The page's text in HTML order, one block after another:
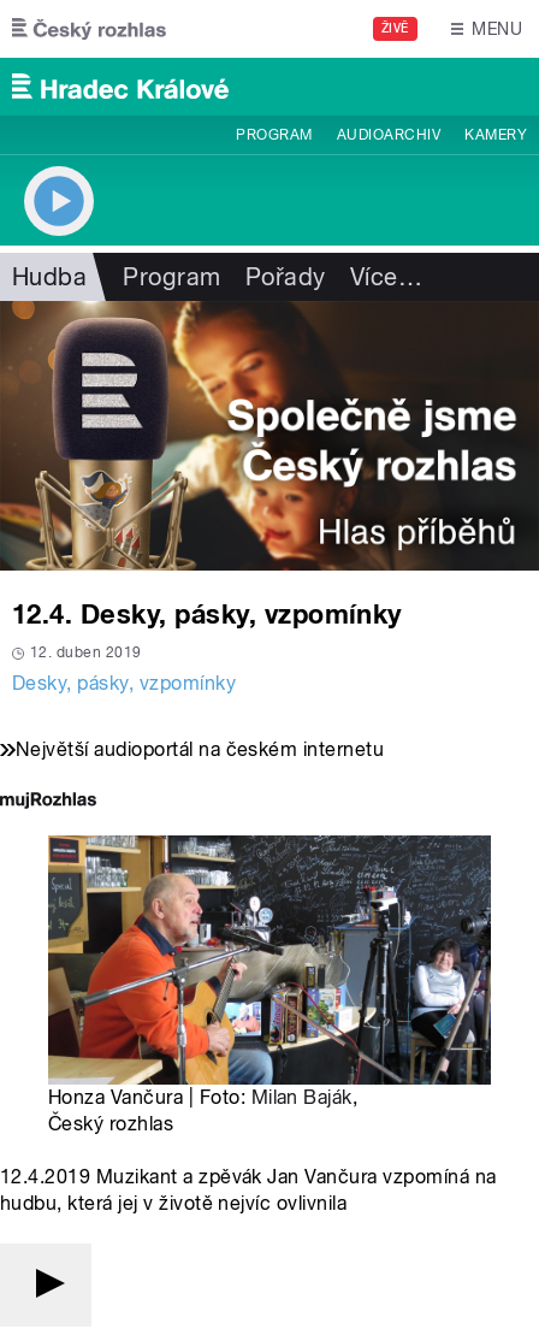
Přejít k hlavnímu obsahu
ŽIVĚ MENU
PROGRAM AUDIOARCHIV KAMERY
Hudba Program Pořady Více…
12.4. Desky, pásky, vzpomínky
12. duben 2019
Desky, pásky, vzpomínky
Největší audioportál na českém internetu
Honza Vančura | Foto: Milan Baják,
Český rozhlas
12.4.2019 Muzikant a zpěvák Jan Vančura vzpomíná na
hudbu, která jej v životě nejvíc ovlivnila